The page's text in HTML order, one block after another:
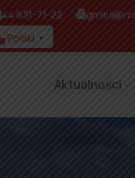
44 631-71-22
Polski ▼
Aktualności